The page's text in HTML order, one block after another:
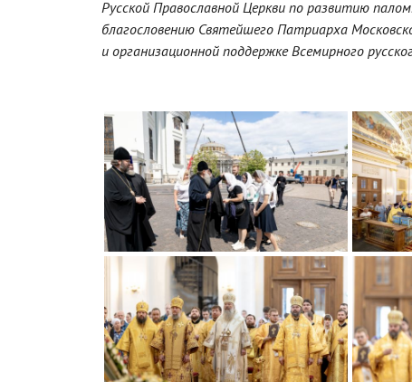
Русской Православной Церкви по развитию
благословению Святейшего Патриарха
и организационной поддержке Всемирного